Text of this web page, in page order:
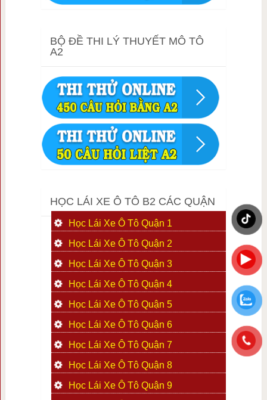
BỘ ĐỀ THI LÝ THUYẾT MÔ TÔ
A2
HỌC LÁI XE Ô TÔ B2 CÁC QUẬN
Học Lái Xe Ô Tô Quận 1
Học Lái Xe Ô Tô Quận 2
Học Lái Xe Ô Tô Quận 3
Học Lái Xe Ô Tô Quận 4
Học Lái Xe Ô Tô Quận 5
Học Lái Xe Ô Tô Quận 6
Học Lái Xe Ô Tô Quận 7
Học Lái Xe Ô Tô Quận 8
Học Lái Xe Ô Tô Quận 9